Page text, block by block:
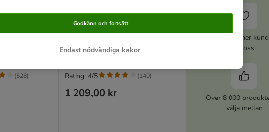
(528)
husdjurslucka
Stl. L: B 34,1 x H 50,8 x T 8,3 cm
- grå
1 209,00 kr
Rating: 4/5 (140)
Över 10 miljoner
på oss
Över 8 000
välja mellan
Endast nödvändiga kakor
Godkänn och fortsätt